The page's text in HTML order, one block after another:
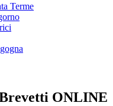
Terme
ONLINE